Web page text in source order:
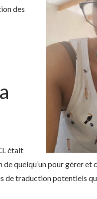
des
était
quelqu’un pour gérer
de traduction potentiels